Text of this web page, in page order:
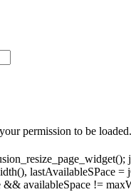
permission to be
lastAvailableSPace
&& availableSpace !=